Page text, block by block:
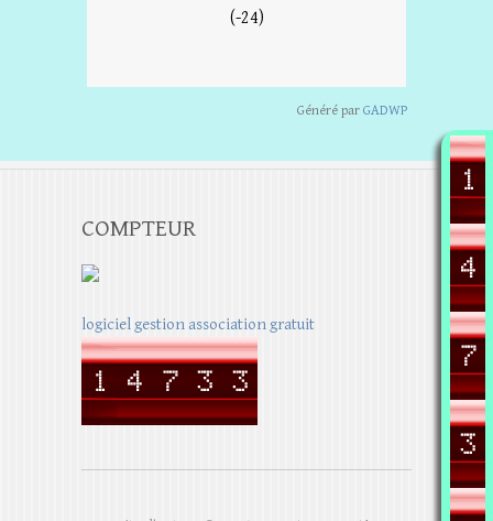
(-24)
Généré par GADWP
COMPTEUR
logiciel gestion association gratuit